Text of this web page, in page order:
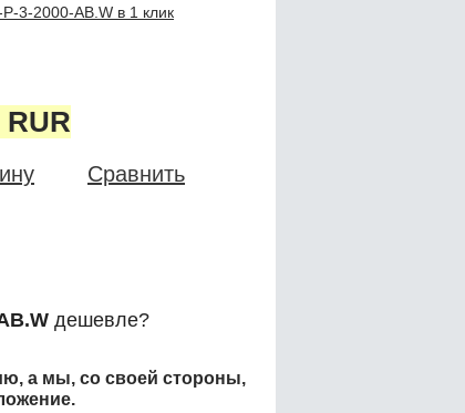
3-2000-AB.W в 1 клик
RUR
Сравнить
дешевле?
а мы, со своей стороны,